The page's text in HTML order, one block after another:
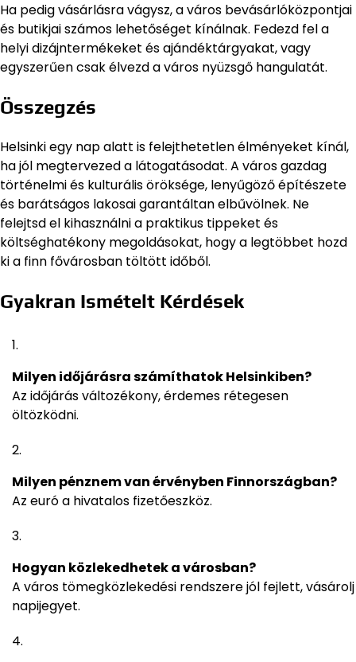
Ha pedig vásárlásra vágysz, a város bevásárlóközpontjai
és butikjai számos lehetőséget kínálnak. Fedezd fel a
helyi dizájntermékeket és ajándéktárgyakat, vagy
egyszerűen csak élvezd a város nyüzsgő hangulatát.
Összegzés
Helsinki egy nap alatt is felejthetetlen élményeket kínál,
ha jól megtervezed a látogatásodat. A város gazdag
történelmi és kulturális öröksége, lenyűgöző építészete
és barátságos lakosai garantáltan elbűvölnek. Ne
felejtsd el kihasználni a praktikus tippeket és
költséghatékony megoldásokat, hogy a legtöbbet hozd
ki a finn fővárosban töltött időből.
Gyakran Ismételt Kérdések
Milyen időjárásra számíthatok Helsinkiben?
Az időjárás változékony, érdemes rétegesen
öltözködni.
Milyen pénznem van érvényben Finnországban?
Az euró a hivatalos fizetőeszköz.
Hogyan közlekedhetek a városban?
A város tömegközlekedési rendszere jól fejlett, vásárolj
napijegyet.